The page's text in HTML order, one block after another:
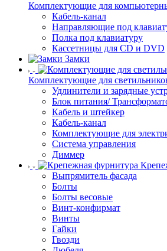
Комплектующие для
Кабель-канал
Направляющие под
Полка под клавиатуру
Кассетницы для CD и DVD
Замки
Комплектующие для
Удлинители и зарядные
Блок питания/
Кабель и штейкер
Кабель-канал
Комплектующие для
Система управления
Диммер
Выпрямитель фасада
Болты
Болты весовые
Винт-конфирмат
Винты
Гайки
Гвозди